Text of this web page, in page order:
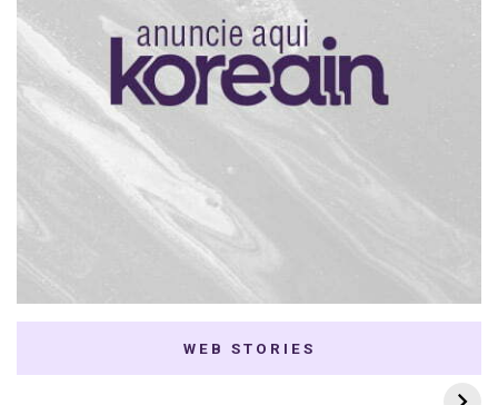
WEB STORIES
7 K-dramas Enemies
to Lovers
Thai Dramas com
First e Khaotung